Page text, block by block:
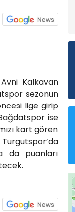
Kalkavan
sezonun
lige girip
ise
kart gören
da puanları